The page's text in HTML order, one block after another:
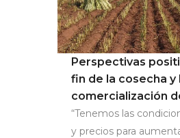
Perspectivas
fin de la cosecha y
comercialización
“Tenemos las
y precios para